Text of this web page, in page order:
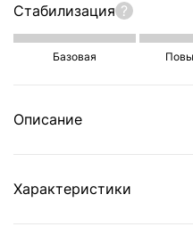
Стабилизация ?
Базовая
Описание
Характеристики